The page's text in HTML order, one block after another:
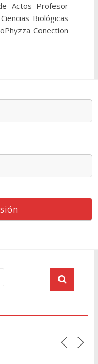
Actos Profesor
Biológicas
Conection